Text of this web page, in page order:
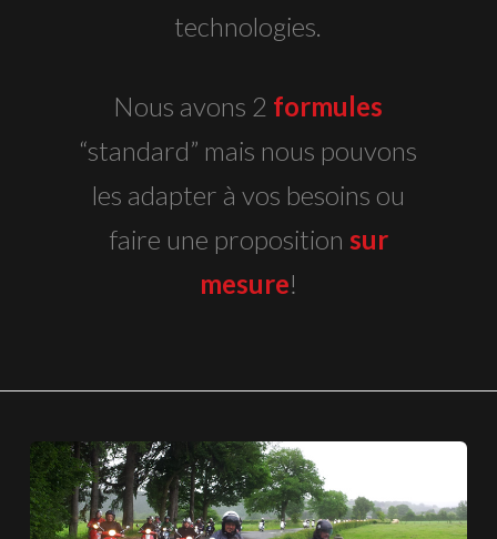
technologies.
Nous avons 2 formules
“standard” mais nous pouvons
les adapter à vos besoins ou
faire une proposition sur
mesure!